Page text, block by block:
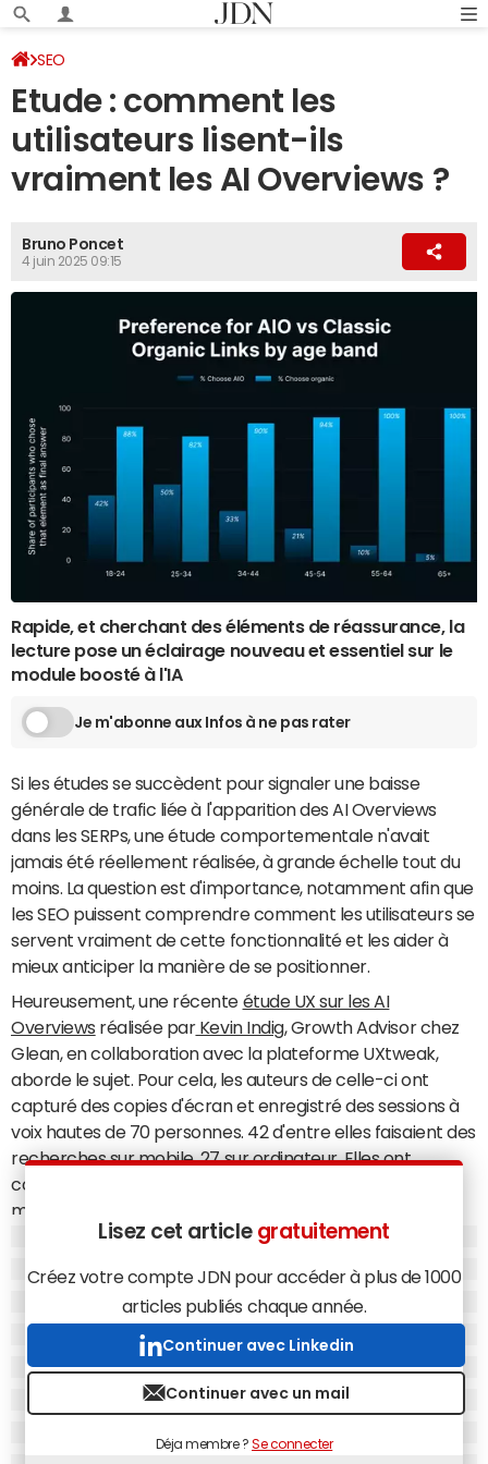
SEO
Etude : comment les
utilisateurs lisent-ils
vraiment les AI Overviews ?
Bruno Poncet
4 juin 2025 09:15
Rapide, et cherchant des éléments de réassurance, la
lecture pose un éclairage nouveau et essentiel sur le
module boosté à l'IA
Je m'abonne aux Infos à ne pas rater
Si les études se succèdent pour signaler une baisse
générale de trafic liée à l'apparition des AI Overviews
dans les SERPs, une étude comportementale n'avait
jamais été réellement réalisée, à grande échelle tout du
moins. La question est d'importance, notamment afin que
les SEO puissent comprendre comment les utilisateurs se
servent vraiment de cette fonctionnalité et les aider à
mieux anticiper la manière de se positionner.
Heureusement, une récente étude UX sur les AI
Overviews réalisée parKevin Indig, Growth Advisor chez
Glean, en collaboration avec la plateforme UXtweak,
aborde le sujet. Pour cela, les auteurs de celle-ci ont
capturé des copies d'écran et enregistré des sessions à
voix hautes de 70 personnes. 42 d'entre elles faisaient des
recherches sur mobile, 27 sur ordinateur. Elles ont
complété 8 requêtes Google, comme "Quels sont les
meilleurs mois pour acheter une nouvelle voiture ?",
"Trouvez un chargeur portable pour téléphone à moins
de PayPal vers une banque". Six de ces demandes
déclenchaient un bloc d'AI Overviews, deux ne les
affichaient pas. UXtweak a enregistré leurs écrans, leurs
défilements, leurs clics ou les commentaires à voix haute.
Indiquons que les déclarations de confiance et les
réactions émotionnelles ont été notées pour chaque
élément SERP qui a retenu l'attention pendant au moins
Lisez cet article gratuitement
Créez votre compte JDN pour accéder à plus de 1000
articles publiés chaque année.
Continuer avec Linkedin
Continuer avec un mail
Déja membre ?Se connecter